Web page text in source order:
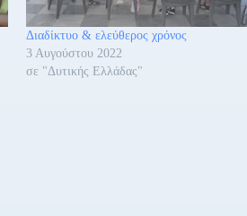
Διαδίκτυο & ελεύθερος χρόνος
3 Αυγούστου 2022
σε "Δυτικής Ελλάδας"